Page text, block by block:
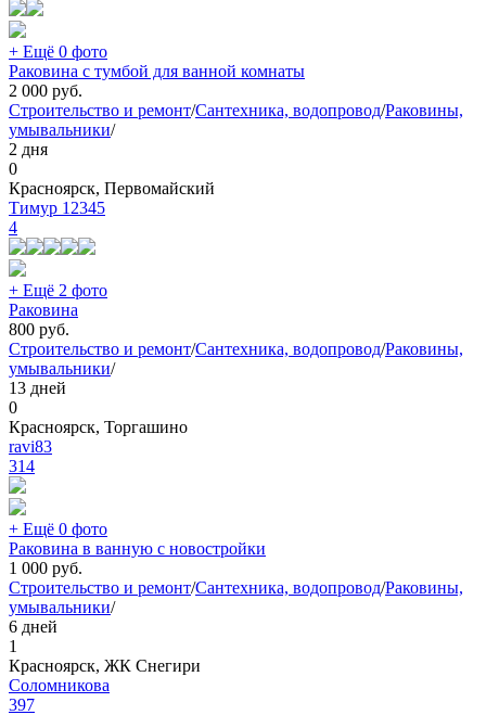
+ Ещё 0 фото
Раковина с тумбой для ванной комнаты
2 000 руб.
Строительство и ремонт/Сантехника, водопровод/Раковины,
умывальники/
2 дня
0
Красноярск, Первомайский
Тимур 12345
4
+ Ещё 2 фото
Раковина
800 руб.
Строительство и ремонт/Сантехника, водопровод/Раковины,
умывальники/
13 дней
0
Красноярск, Торгашино
ravi83
314
+ Ещё 0 фото
Раковина в ванную с новостройки
1 000 руб.
Строительство и ремонт/Сантехника, водопровод/Раковины,
умывальники/
6 дней
1
Красноярск, ЖК Снегири
Соломникова
397